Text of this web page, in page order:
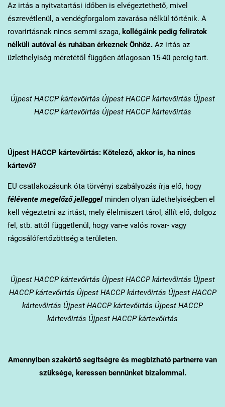
Az irtás a nyitvatartási időben is elvégeztethető, mivel
észrevétlenül, a vendégforgalom zavarása nélkül történik. A
rovarirtásnak nincs semmi szaga, kollégáink pedig feliratok
nélküli autóval és ruhában érkeznek Önhöz. Az irtás az
üzlethelyiség méretétől függően átlagosan 15-40 percig tart.
ÚjpestHACCP kártevőirtás Újpest HACCP kártevőirtás Újpest
HACCP kártevőirtás Újpest HACCP kártevőirtás
ÚjpestHACCP kártevőirtás: Kötelező, akkor is, ha nincs
kártevő?
EU csatlakozásunk óta törvényi szabályozás írja elő, hogy
félévente megelőző jelleggelminden olyan üzlethelyiségben el
kell végeztetni az irtást, mely élelmiszert tárol, állít elő, dolgoz
fel, stb. attól függetlenül, hogy van-e valós rovar- vagy
rágcsálófertőzöttség a területen.
ÚjpestHACCP kártevőirtás Újpest HACCP kártevőirtás Újpest
HACCP kártevőirtás Újpest HACCP kártevőirtás Újpest HACCP
kártevőirtás Újpest HACCP kártevőirtás Újpest HACCP
kártevőirtás Újpest HACCP kártevőirtás
Amennyiben szakértő segítségre és megbízható partnerre van
szüksége, keressen bennünket bizalommal.